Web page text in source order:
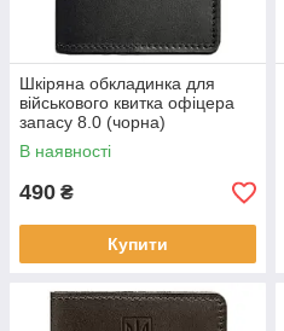
Шкіряна обкладинка для
військового квитка офіцера
запасу 8.0 (чорна)
В наявності
490 ₴
Купити